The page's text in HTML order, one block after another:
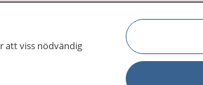
Lättläst svenska
att viss nödvändig